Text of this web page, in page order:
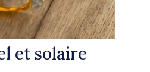
et solaire